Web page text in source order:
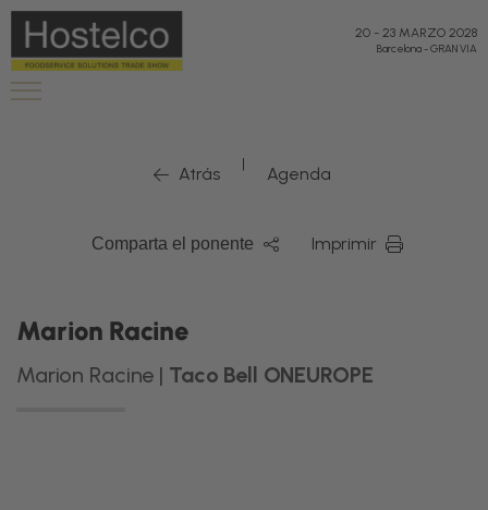
20 - 23 MARZO 2028
Barcelona-GRAN VIA
Atrás | Agenda
Comparta el ponente Imprimir
Marion Racine
Marion Racine | Taco Bell ONEUROPE